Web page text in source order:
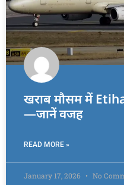
खराब मौसम में
—जानें वजह
READ MORE »
January 17, 2026 No